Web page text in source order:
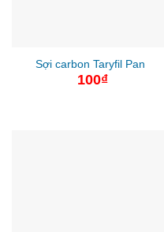
Sợi carbon Taryfil Pan
100₫